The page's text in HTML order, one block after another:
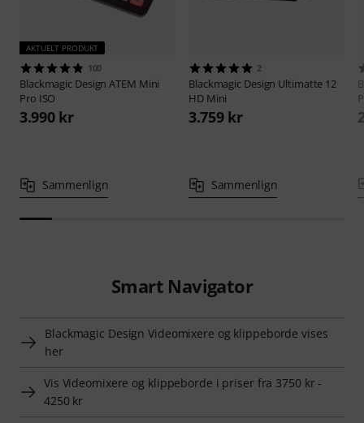
AKTUELT PRODUKT
100
Blackmagic DesignATEM Mini
Pro ISO
3.990 kr
Sammenlign
2
Blackmagic Design Ultimatte 12
HD Mini
3.759 kr
Sammenlign
Smart Navigator
Blackmagic Design Videomixere og klippeborde vises
her
Vis Videomixere og klippeborde i priser fra 3750 kr -
4250 kr